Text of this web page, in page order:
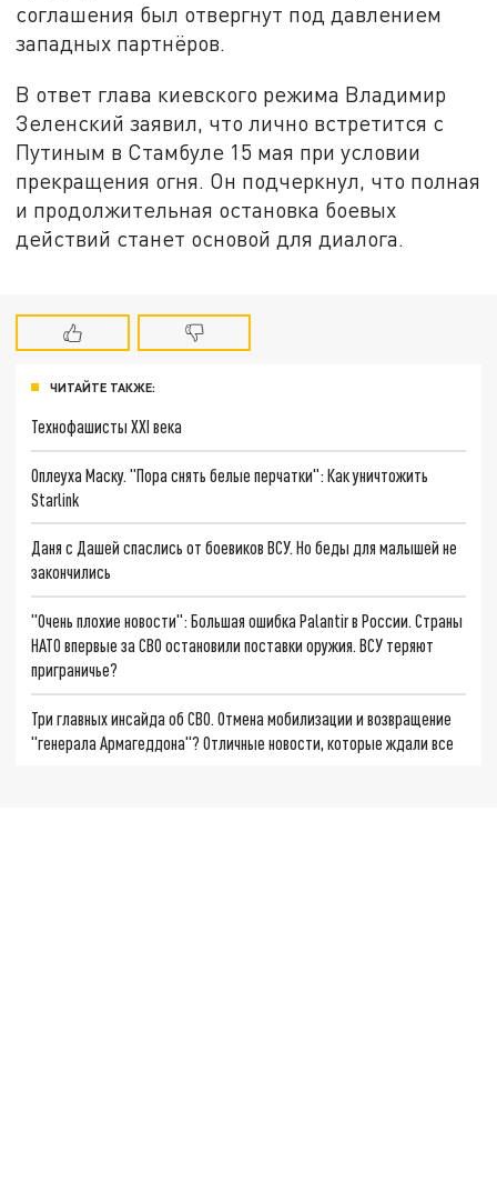
соглашения был отвергнут под давлением
западных партнёров.
В ответ глава киевского режима Владимир
Зеленский заявил, что лично встретится с
Путиным в Стамбуле 15 мая при условии
прекращения огня. Он подчеркнул, что полная
и продолжительная остановка боевых
действий станет основой для диалога.
ЧИТАЙТЕ ТАКЖЕ:
Технофашисты XXI века
Оплеуха Маску. "Пора снять белые перчатки": Как уничтожить
Starlink
Даня с Дашей спаслись от боевиков ВСУ. Но беды для малышей не
закончились
"Очень плохие новости": Большая ошибка Palantir в России. Страны
НАТО впервые за СВО остановили поставки оружия. ВСУ теряют
приграничье?
Три главных инсайда об СВО. Отмена мобилизации и возвращение
"генерала Армагеддона"? Отличные новости, которые ждали все